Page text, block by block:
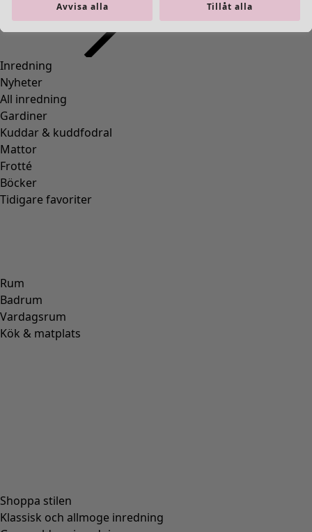
Inredning
Nyheter
All inredning
Gardiner
Kuddar & kuddfodral
Mattor
Frotté
Böcker
Tidigare favoriter
Rum
Badrum
Vardagsrum
Kök & matplats
Shoppa stilen
Klassisk och allmoge inredning
Avvisa alla Tillåt alla